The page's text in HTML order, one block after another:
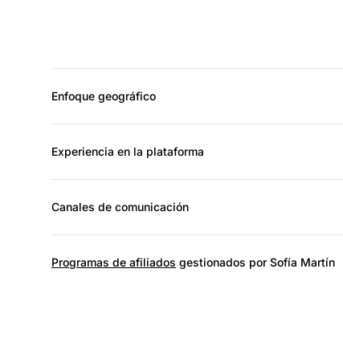
Enfoque geográfico
Experiencia en la plataforma
Canales de comunicación
Programas de afiliados gestionados por Sofía Martín